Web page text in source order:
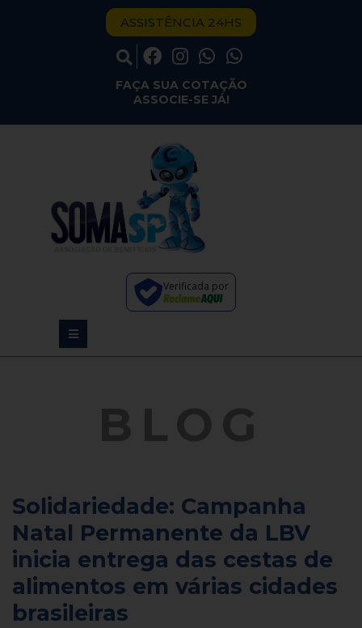
ASSISTÊNCIA 24HS
FAÇA SUA COTAÇÃO
ASSOCIE-SE JÁ!
Verificada por
Solidariedade: Campanha
Natal Permanente da LBV
inicia entrega das cestas de
alimentos em várias cidades
brasileiras